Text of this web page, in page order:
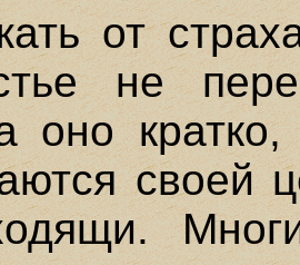
от
не
оно
своей